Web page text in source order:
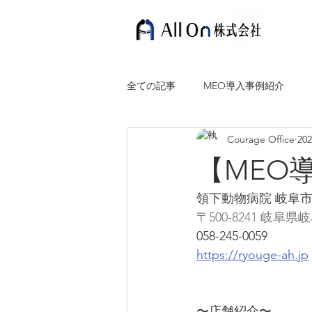
全ての記事 MEO導入事例紹介
【MEO
Courage Office
領下動物病院 岐阜市
〒500-8241 岐阜県
058-245-0059
https://ryouge-ah.jp